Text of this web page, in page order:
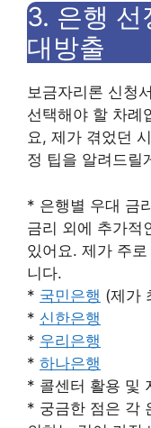
3. 은행 선
대방출
보금자리론 신청
선택해야 할 차례
요, 제가 겪었던
정 팁을 알려드릴
* 은행별 우대 금
금리 외에 추가적
있어요. 제가 주
니다.
* 국민은행 (제가
* 신한은행
* 우리은행
* 하나은행
* 콜센터 활용 및
* 궁금한 점은 각